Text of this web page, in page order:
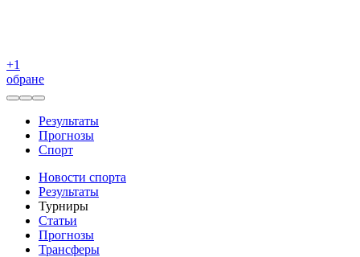
+1
обране
Результаты
Прогнозы
Спорт
Новости спорта
Результаты
Турниры
Статьи
Прогнозы
Трансферы